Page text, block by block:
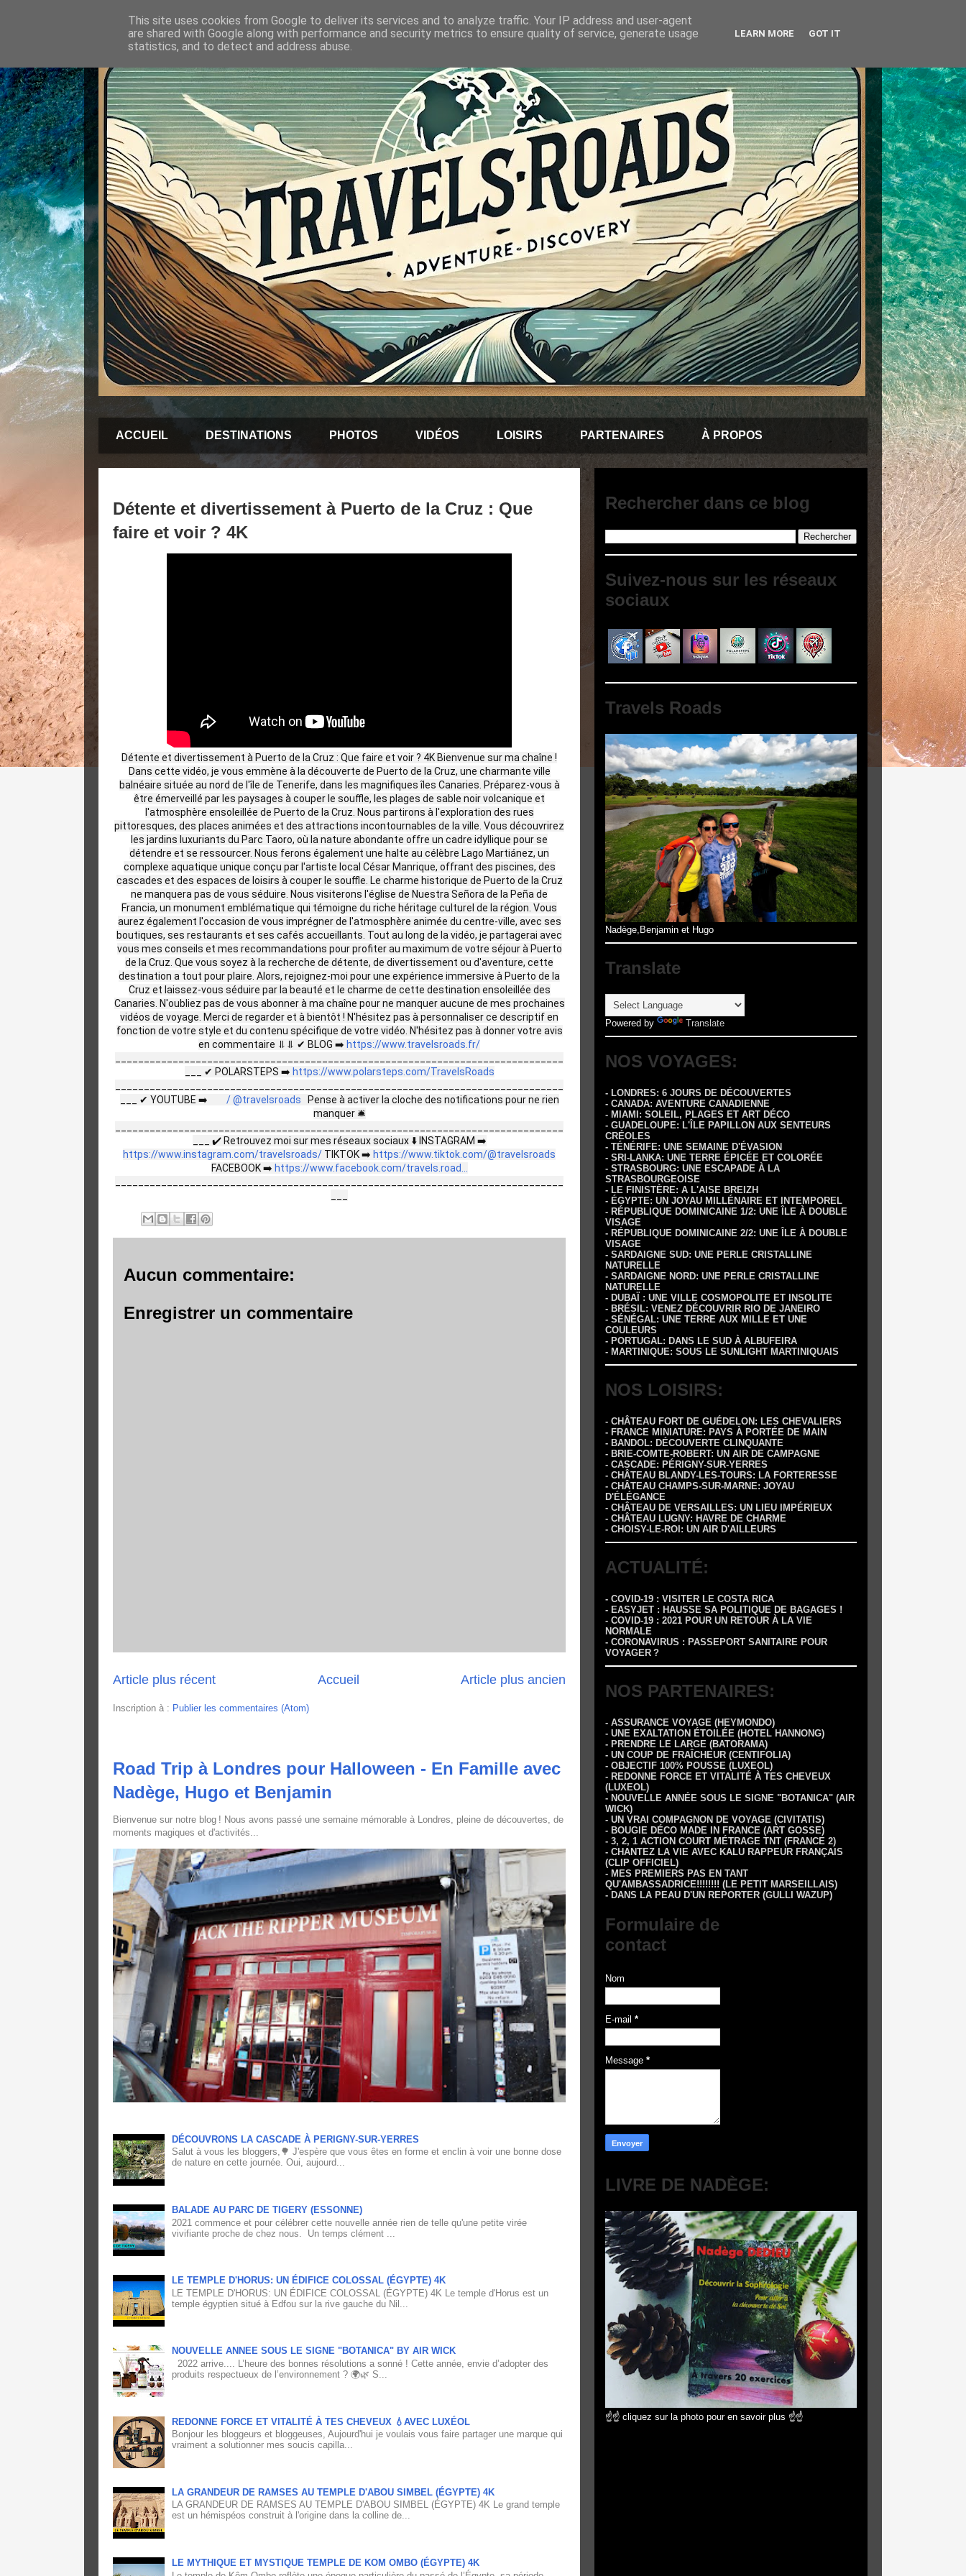
ACCUEIL DESTINATIONS PHOTOS VIDÉOS LOISIRS PARTENAIRES À PROPOS
Détente et divertissement à Puerto de la Cruz : Que
faire et voir ? 4K
Détente et divertissement à Puerto de la Cruz : Que faire et voir ? 4K Bienvenue sur ma chaîne !
Dans cette vidéo, je vous emmène à la découverte de Puerto de la Cruz, une charmante ville
balnéaire située au nord de l'île de Tenerife, dans les magnifiques îles Canaries. Préparez-vous à
être émerveillé par les paysages à couper le souffle, les plages de sable noir volcanique et
l'atmosphère ensoleillée de Puerto de la Cruz. Nous partirons à l'exploration des rues
pittoresques, des places animées et des attractions incontournables de la ville. Vous découvrirez
les jardins luxuriants du Parc Taoro, où la nature abondante offre un cadre idyllique pour se
détendre et se ressourcer. Nous ferons également une halte au célèbre Lago Martiánez, un
complexe aquatique unique conçu par l'artiste local César Manrique, offrant des piscines, des
cascades et des espaces de loisirs à couper le souffle. Le charme historique de Puerto de la Cruz
ne manquera pas de vous séduire. Nous visiterons l'église de Nuestra Señora de la Peña de
Francia, un monument emblématique qui témoigne du riche héritage culturel de la région. Vous
aurez également l'occasion de vous imprégner de l'atmosphère animée du centre-ville, avec ses
boutiques, ses restaurants et ses cafés accueillants. Tout au long de la vidéo, je partagerai avec
vous mes conseils et mes recommandations pour profiter au maximum de votre séjour à Puerto
de la Cruz. Que vous soyez à la recherche de détente, de divertissement ou d'aventure, cette
destination a tout pour plaire. Alors, rejoignez-moi pour une expérience immersive à Puerto de la
Cruz et laissez-vous séduire par la beauté et le charme de cette destination ensoleillée des
Canaries. N'oubliez pas de vous abonner à ma chaîne pour ne manquer aucune de mes prochaines
vidéos de voyage. Merci de regarder et à bientôt ! N'hésitez pas à personnaliser ce descriptif en
fonction de votre style et du contenu spécifique de votre vidéo. N'hésitez pas à donner votre avis
en commentaire ⥥⥥ ✔ BLOG ➡️ https://www.travelsroads.fr/
___ ✔ POLARSTEPS ➡️ https://www.polarsteps.com/TravelsRoads
___ ✔ YOUTUBE ➡️
/ @travelsroads
Pense à activer la cloche des notifications pour ne rien
manquer 🛎
___ ✔ Retrouvez moi sur mes réseaux sociaux ⬇️ INSTAGRAM ➡️
https://www.instagram.com/travelsroads/ TIKTOK ➡️ https://www.tiktok.com/@travelsroads
FACEBOOK ➡️ https://www.facebook.com/travels.road...
Aucun commentaire:
Enregistrer un commentaire
Article plus récent Article plus ancien
Accueil
Inscription à : Publier les commentaires (Atom)
Road Trip à Londres pour Halloween - En Famille avec
Nadège, Hugo et Benjamin
Bienvenue sur notre blog ! Nous avons passé une semaine mémorable à Londres, pleine de découvertes, de
moments magiques et d'activités...
DÉCOUVRONS LA CASCADE À PERIGNY-SUR-YERRES
Salut à vous les bloggers,🌳 J'espère que vous êtes en forme et enclin à voir une bonne dose
de nature en cette journée. Oui, aujourd...
BALADE AU PARC DE TIGERY (ESSONNE)
2021 commence et pour célébrer cette nouvelle année rien de telle qu'une petite virée
vivifiante proche de chez nous. Un temps clément ...
LE TEMPLE D'HORUS: UN ÉDIFICE COLOSSAL (ÉGYPTE) 4K
LE TEMPLE D'HORUS: UN ÉDIFICE COLOSSAL (ÉGYPTE) 4K Le temple d'Horus est un
temple égyptien situé à Edfou sur la rive gauche du Nil...
NOUVELLE ANNEE SOUS LE SIGNE "BOTANICA" BY AIR WICK
2022 arrive.... L’heure des bonnes résolutions a sonné ! Cette année, envie d’adopter des
produits respectueux de l’environnement ? 🌍🌿 S...
REDONNE FORCE ET VITALITÉ À TES CHEVEUX 💧AVEC LUXÉOL
Bonjour les bloggeurs et bloggeuses, Aujourd'hui je voulais vous faire partager une marque qui
vraiment a solutionner mes soucis capilla...
LA GRANDEUR DE RAMSES AU TEMPLE D'ABOU SIMBEL (ÉGYPTE) 4K
LA GRANDEUR DE RAMSES AU TEMPLE D'ABOU SIMBEL (ÉGYPTE) 4K Le grand temple
est un hémispéos construit à l'origine dans la colline de...
LE MYTHIQUE ET MYSTIQUE TEMPLE DE KOM OMBO (ÉGYPTE) 4K
Rechercher dans ce blog
Suivez-nous sur les réseaux
sociaux
Travels Roads
Nadège,Benjamin et Hugo
Translate
Powered by Translate
NOS VOYAGES:
- LONDRES: 6 JOURS DE DÉCOUVERTES
- CANADA: AVENTURE CANADIENNE
- MIAMI: SOLEIL, PLAGES ET ART DÉCO
- GUADELOUPE: L'ÎLE PAPILLON AUX SENTEURS
CRÉOLES
- TÉNÉRIFE: UNE SEMAINE D'ÉVASION
- SRI-LANKA: UNE TERRE ÉPICÉE ET COLORÉE
- STRASBOURG: UNE ESCAPADE À LA
STRASBOURGEOISE
- LE FINISTÈRE: A L'AISE BREIZH
- ÉGYPTE: UN JOYAU MILLÉNAIRE ET INTEMPOREL
- RÉPUBLIQUE DOMINICAINE 1/2: UNE ÎLE À DOUBLE
VISAGE
- RÉPUBLIQUE DOMINICAINE 2/2: UNE ÎLE À DOUBLE
VISAGE
- SARDAIGNE SUD: UNE PERLE CRISTALLINE
NATURELLE
- SARDAIGNE NORD: UNE PERLE CRISTALLINE
NATURELLE
- DUBAÏ : UNE VILLE COSMOPOLITE ET INSOLITE
- BRÉSIL: VENEZ DÉCOUVRIR RIO DE JANEIRO
- SÉNÉGAL: UNE TERRE AUX MILLE ET UNE
COULEURS
- PORTUGAL: DANS LE SUD À ALBUFEIRA
- MARTINIQUE: SOUS LE SUNLIGHT MARTINIQUAIS
NOS LOISIRS:
- CHÂTEAU FORT DE GUÉDELON: LES CHEVALIERS
- FRANCE MINIATURE: PAYS À PORTÉE DE MAIN
- BANDOL: DÉCOUVERTE CLINQUANTE
- BRIE-COMTE-ROBERT: UN AIR DE CAMPAGNE
- CASCADE: PÉRIGNY-SUR-YERRES
- CHÂTEAU BLANDY-LES-TOURS: LA FORTERESSE
- CHÂTEAU CHAMPS-SUR-MARNE: JOYAU
D'ÉLÉGANCE
- CHÂTEAU DE VERSAILLES: UN LIEU IMPÉRIEUX
- CHÂTEAU LUGNY: HAVRE DE CHARME
- CHOISY-LE-ROI: UN AIR D'AILLEURS
ACTUALITÉ:
- COVID-19 : VISITER LE COSTA RICA
- EASYJET : HAUSSE SA POLITIQUE DE BAGAGES !
- COVID-19 : 2021 POUR UN RETOUR À LA VIE
NORMALE
- CORONAVIRUS : PASSEPORT SANITAIRE POUR
VOYAGER ?
NOS PARTENAIRES:
- ASSURANCE VOYAGE (HEYMONDO)
- UNE EXALTATION ÉTOILÉE (HOTEL HANNONG)
- PRENDRE LE LARGE (BATORAMA)
- UN COUP DE FRAÎCHEUR (CENTIFOLIA)
- OBJECTIF 100% POUSSE (LUXEOL)
- REDONNE FORCE ET VITALITÉ À TES CHEVEUX
(LUXEOL)
- NOUVELLE ANNÉE SOUS LE SIGNE "BOTANICA" (AIR
WICK)
- UN VRAI COMPAGNON DE VOYAGE (CIVITATIS)
- BOUGIE DÉCO MADE IN FRANCE (ART GOSSE)
- 3, 2, 1 ACTION COURT MÉTRAGE TNT (FRANCE 2)
- CHANTEZ LA VIE AVEC KALU RAPPEUR FRANÇAIS
(CLIP OFFICIEL)
- MES PREMIERS PAS EN TANT
QU'AMBASSADRICE!!!!!!!! (LE PETIT MARSEILLAIS)
- DANS LA PEAU D'UN REPORTER (GULLI WAZUP)
Formulaire de
contact
Nom
E-mail *
Message *
LIVRE DE NADÈGE:
☝☝ cliquez sur la photo pour en savoir plus ☝☝
This site uses cookies from Google to deliver its services and to analyze traffic. Your IP address and user-agent
are shared with Google along with performance and security metrics to ensure quality of service, generate usage
statistics, and to detect and address abuse.
LEARN MORE GOT IT